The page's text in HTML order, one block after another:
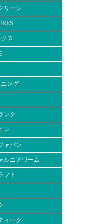
リーン
クス
ニング
ンク
ン
ャパン
ルニアワーム
フト
ィーク